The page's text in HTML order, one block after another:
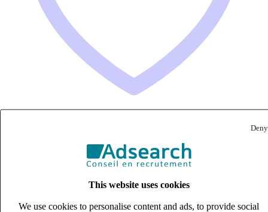
Deny
This website uses cookies
We use cookies to personalise content and ads, to provide social
Toulouse, Haute-Garonne (31000)